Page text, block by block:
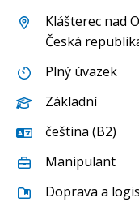
Klášterec nad
Česká
Plný úvazek
Základní
čeština (B2)
Manipulant
Doprava a